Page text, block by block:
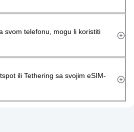
svom telefonu, mogu li koristiti
ili Tethering sa svojim eSIM-